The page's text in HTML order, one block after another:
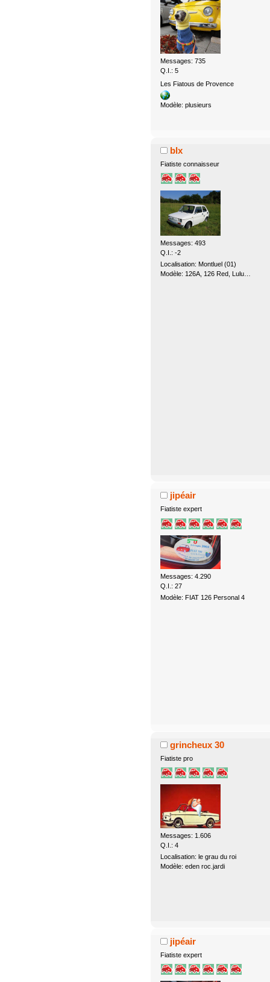
Messages: 735
Q.I.: 5
Les Fiatous de Provence
Modèle: plusieurs
blx
Fiatiste connaisseur
Messages: 493
Q.I.: -2
Localisation: Montluel (01)
Modèle: 126A, 126 Red, Lulu…
jipéair
Fiatiste expert
Messages: 4.290
Q.I.: 27
Modèle: FIAT 126 Personal 4
grincheux 30
Fiatiste pro
Messages: 1.606
Q.I.: 4
Localisation: le grau du roi
Modèle: eden roc.jardi
jipéair
Fiatiste expert